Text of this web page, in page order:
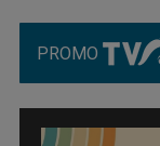
PROMO